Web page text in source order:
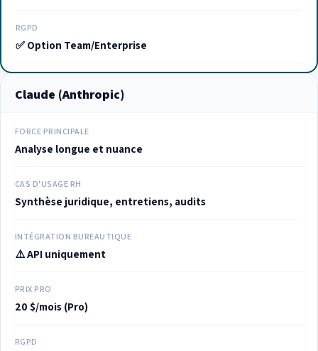
RGPD
✅ Option Team/Enterprise
Claude (Anthropic)
FORCE PRINCIPALE
Analyse longue et nuance
CAS D'USAGE RH
Synthèse juridique, entretiens, audits
INTÉGRATION BUREAUTIQUE
⚠️ API uniquement
PRIX PRO
20 $/mois (Pro)
RGPD